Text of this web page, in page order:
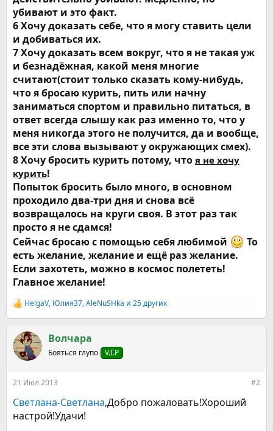
убивают и это факт.
6 Хочу доказать себе, что я могу ставить цели
и добиваться их.
7 Хочу доказать всем вокруг, что я не такая уж
и безнадёжная, какой меня многие
считают(стоит только сказать кому-нибудь,
что я бросаю курить, пить или начну
заниматься спортом и правильно питаться, в
ответ всегда слышу как раз именно то, что у
меня никогда этого не получится, да и вообще,
все эти слова вызывают у окружающих смех).
8 Хочу бросить курить потому, что я не хочу
курить!
Попыток бросить было много, в основном
проходило два-три дня и снова всё
возвращалось на круги своя. В этот раз так
просто я не сдамся!
Сейчас бросаю с помощью себя любимой
То
есть желание, желание и ещё раз желание.
Если захотеть, можно в космос полететь!
Главное желание!
Р
е
к
ц
и
HelgaV, Юлия37,AleNuSHka и 25 других
Волчара
Бояться глупо V.I.P
21 Июл 2013 #2
Светлана-Светлана,Добро пожаловать!Хороший
настрой!Удачи!